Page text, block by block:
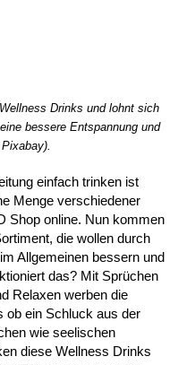
Drinks und lohnt sich
bessere Entspannung und
einfach trinken ist
Menge verschiedener
Shop online. Nun kommen
die wollen durch
Allgemeinen bessern und
das? Mit Sprüchen
Relaxen werben die
ob ein Schluck aus der
wie seelischen
diese Wellness Drinks